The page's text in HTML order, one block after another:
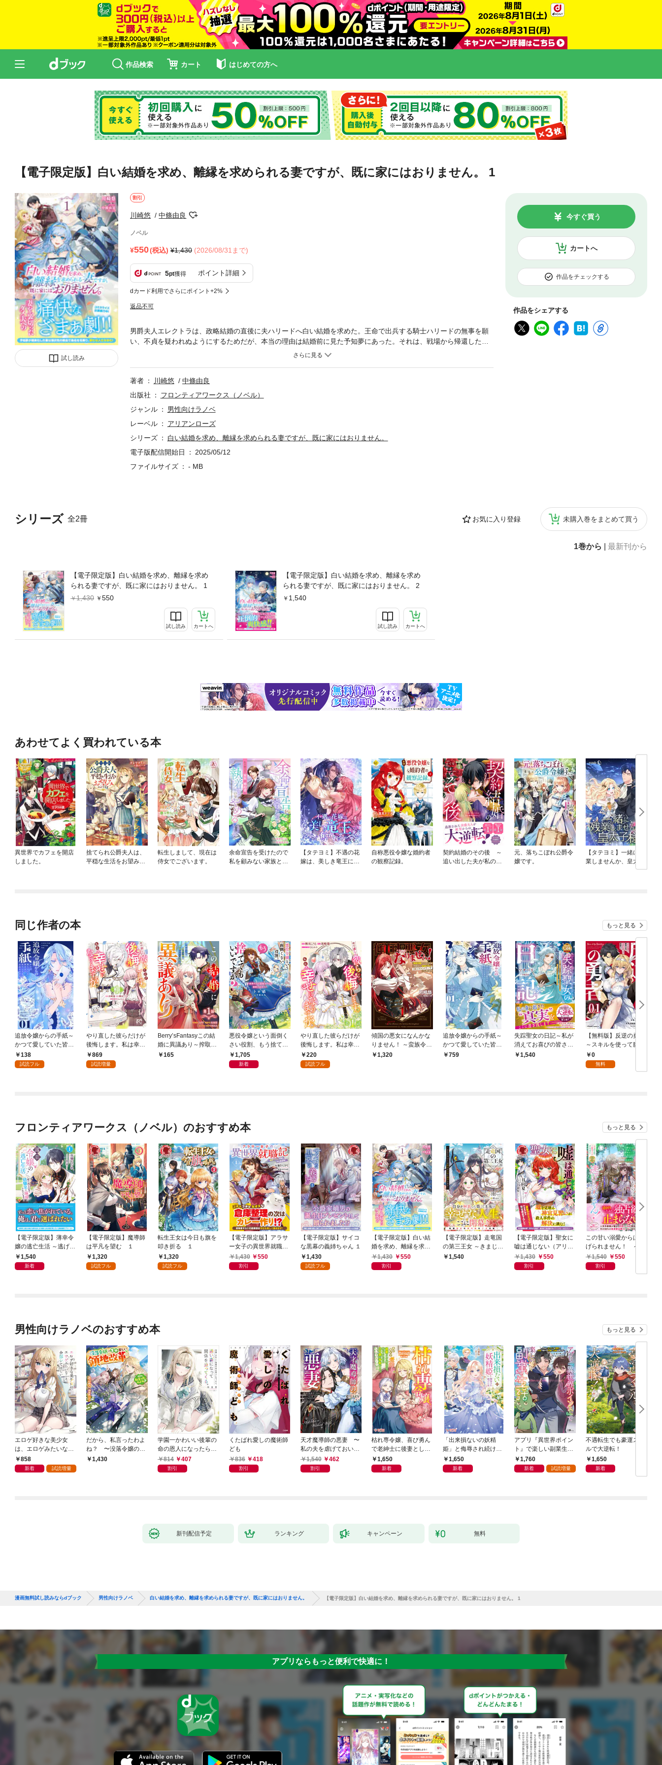
作品検索 カート はじめての方へ
【電子限定版】白い結婚を求め、離縁を求められる妻ですが、既に家にはおりません。 1
試し読み
割引
川崎悠 中條由良
ノベル
550(税込) 1,430 (2026/08/31まで)
5pt獲得 ポイント詳細
dカード利用でさらにポイント+2%
返品不可
カートへ
今すぐ買う
作品をチェックする
作品をシェアする
シリーズ 全2冊 お気に入り登録 未購入巻をまとめて買う
1巻から 最新刊から
【電子限定版】白い結婚を求め、離縁を求め
られる妻ですが、既に家にはおりません。 1
1,430
550
試し読み カートへ
【電子限定版】白い結婚を求め、離縁を求め
られる妻ですが、既に家にはおりません。 2
1,540
試し読み カートへ
男爵夫人エレクトラは、政略結婚の直後に夫ハリードへ白い結婚を求めた。王命で出兵する騎士ハリードの無事を願
い、不貞を疑われぬようにするためだが、本当の理由は結婚前に見た予知夢にあった。それは、戦場から帰還したハ
リードが、見知らぬ女性を連れて離縁を告げる光景である。男爵家を取り仕切って一年が経ったある日、エレクトラ
うやら黒幕は教会と繋がっているらしく、エレクトラは偽名を名乗って教会に潜入し、新しい環境で奮闘していくが
――!?
著者 川崎悠
中條由良
出版社
フロンティアワークス（ノベル）
ジャンル
男性向けラノベ
レーベル
アリアンローズ
シリーズ
白い結婚を求め、離縁を求められる妻ですが、既に家にはおりません。
電子版配信開始日
2025/05/12
ファイルサイズ
- MB
あわせてよく買われている本
異世界でカフェを開店
しました。
捨てられ公爵夫人は、
平穏な生活をお望みの
転生しまして、現在は
侍女でございます。
余命宣告を受けたので
私を顧みない家族と婚
【タテヨミ】不遇の花
嫁は、美しき竜王に奪
自称悪役令嬢な婚約者
の観察記録。
契約結婚のその後 ～
追い出した夫が私の価
元、落ちこぼれ公爵令
嬢です。
【タテヨミ】一緒に残
業しませんか、皇太子
同じ作者の本 もっと見る
追放令嬢からの手紙～
かつて愛していた皆さ
まへ 私のことなどお忘
れですか？～【単話】
138
試読フル
やり直した彼らだけが
後悔します。私は幸せ
になりますが。 1
869
試読増量
Berry’sFantasyこの結
婚に異議あり～搾取さ
れた無能令嬢の華麗な
165
悪役令嬢という面倒く
さい役割、もう捨てて
もいいですか？ ～妖
精たちと辺境ルートを
1,705
新着
やり直した彼らだけが
後悔します。私は幸せ
になりますが。(話売
り) #1
220
試読フル
傾国の悪女になんかな
りません！ ～蛮族令嬢
クリスティナは予言さ
1,320
追放令嬢からの手紙～
かつて愛していた皆さ
まへ 私のことなどお忘
759
失踪聖女の日記～私が
消えてお喜びの皆さ
ま、“残された真実”を
1,540
【無料版】反逆の勇者
～スキルを使って腹黒
王女のココロとカラダ
を掌握せよ～ 第1話
0
無料
フロンティアワークス（ノベル）のおすすめ本 もっと見る
【電子限定版】薄幸令
嬢の逃亡生活 ～逃げ出
した先で幼馴染に溺愛
されています～ 1
1,540
新着
【電子限定版】魔導師
は平凡を望む １
1,320
試読フル
転生王女は今日も旗を
叩き折る １
1,320
試読フル
【電子限定版】アラサ
ー女子の異世界就職記
～雑学スキルで挑むお
仕事改革！～ 1
1,430 550
割引
【電子限定版】サイコ
な黒幕の義姉ちゃん １
1,430
試読フル
【電子限定版】白い結
婚を求め、離縁を求め
られる妻ですが、既に
家にはおりません。 1
1,430 550
割引
【電子限定版】走竜国
の第三王女 ～きまじめ
ルシィは隣国の中尉に
1,540
【電子限定版】聖女に
嘘は通じない（アリア
ンローズ）
1,430 550
割引
この甘い溺愛からは逃
げられません！ ～令
嬢は貴公子様のお気に
入り～【電子限定カバ
1,540 550
割引
男性向けラノベのおすすめ本 もっと見る
エロゲ好きな美少女
は、エロゲみたいなこ
と全部シてほしい【電
子ＳＳ特典付き】
858
新着 試読増量
だから、私言ったわよ
ね？ 〜没落令嬢の案
外楽しい領地改革〜
1,430
学園一かわいい後輩の
命の恩人になったら、
通い妻になって関係を
迫ってくる。
814 407
割引
くたばれ愛しの魔術師
ども
836
418
割引
天才魔導師の悪妻 〜
私の夫を虐げておいて
戻ってこいとは呆れま
してよ？〜
1,540 462
割引
枯れ専令嬢、喜び勇ん
で老紳士に後妻として
嫁いだら、待っていた
のは二十歳の青年でし
1,650
新着
「出来損ないの妖精
姫」と侮辱され続けた
私1,650
新着
アプリ『異世界ポイン
ト』で楽しい副業生
活 〜貯めたポイント
は現実でお金や様々な
1,760
新着 試読増量
不遇転生でも豪運スキ
ルで大逆転！
1,650
新着
新刊配信予定 ランキング キャンペーン 無料
漫画無料試し読みならdブック 男性向けラノベ 白い結婚を求め、離縁を求められる妻ですが、既に家にはおりません。 【電子限定版】白い結婚を求め、離縁を求められる妻ですが、既に家にはおりません。 1
アプリならもっと便利で快適に！